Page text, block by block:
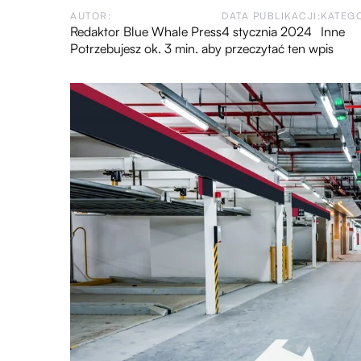
AUTOR:
Redaktor Blue Whale Press
DATA PUBLIKACJI:
4 stycznia 2024
Inne
Potrzebujesz ok. 3 min. aby przeczytać ten wpis